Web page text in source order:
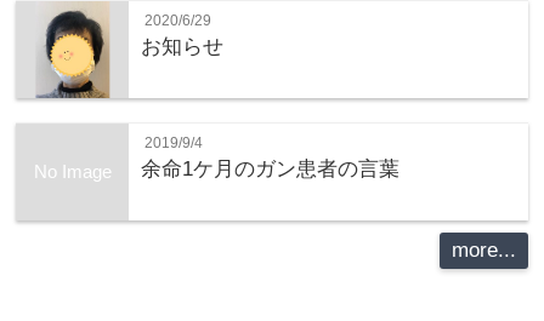
2020/6/29
お知らせ
No Image
2019/9/4
余命1ケ月のガン患者の言葉
more...